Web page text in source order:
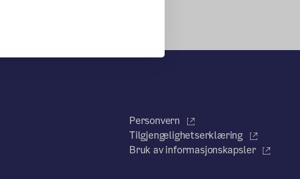
Personvern
Tilgjengelighetserklæring
Bruk av informasjonskapsler